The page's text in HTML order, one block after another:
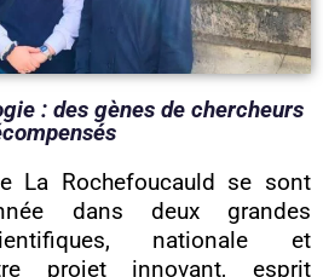
: des gènes de chercheurs
La Rochefoucauld se sont
dans deux grandes
nationale et
projet innovant, esprit